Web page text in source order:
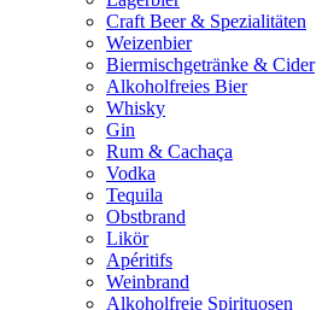
Craft Beer & Spezialitäten
Weizenbier
Biermischgetränke & Cider
Alkoholfreies Bier
Whisky
Gin
Rum & Cachaça
Vodka
Tequila
Obstbrand
Likör
Apéritifs
Weinbrand
Alkoholfreie Spirituosen